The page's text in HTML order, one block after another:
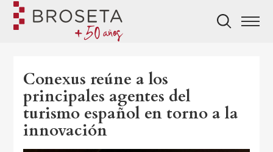
Conexus reúne a los
principales agentes del
turismo español en torno a la
innovación